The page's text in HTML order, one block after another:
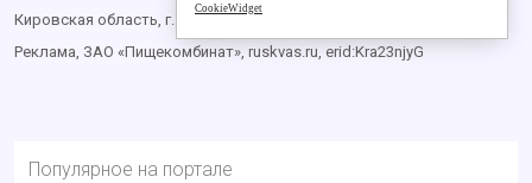
Кировская область, г. Киров, ул. Московская, д. 2а, кабинет № 1.
Реклама, ЗАО «Пищекомбинат», ruskvas.ru, erid:Kra23njyG
Популярное на портале
CookieWidget